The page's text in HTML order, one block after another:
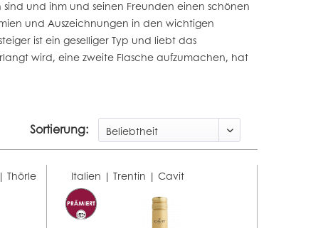
und ihm und seinen Freunden einen schönen
und Auszeichnungen in den wichtigen
ist ein geselliger Typ und liebt das
wird, eine zweite Flasche aufzumachen, hat
Sortierung:
|Thörle Italien | Trentin | Cavit